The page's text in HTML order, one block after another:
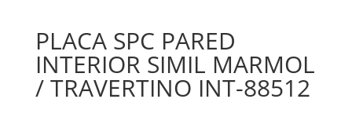
PLACA SPC PARED
INTERIOR SIMIL MARMOL
/ TRAVERTINO INT-88512